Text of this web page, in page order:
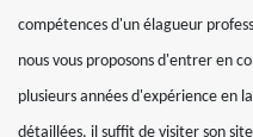
compétences d'un élagueur
nous vous proposons d'entrer en
plusieurs années d'expérience en
détaillées, il suffit de visiter son